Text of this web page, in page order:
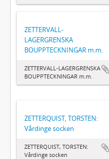
ZETTERVALL-
LAGERGRENSKA
BOUPPTECKNINGAR m.m.
ZETTERVALL-LAGERGRENSKA
BOUPPTECKNINGAR m.m.
ZETTERQUIST, TORSTEN:
Vårdinge socken
ZETTERQUIST, TORSTEN:
Vårdinge socken